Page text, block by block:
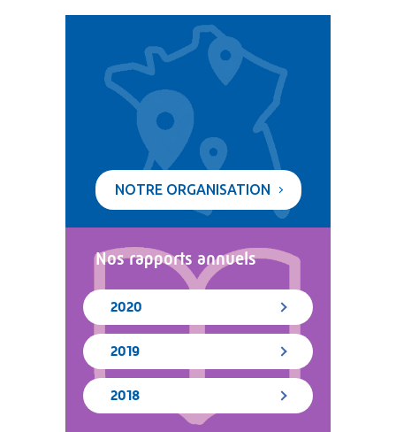
NOTRE ORGANISATION
Nos rapports annuels
2020
2019
2018